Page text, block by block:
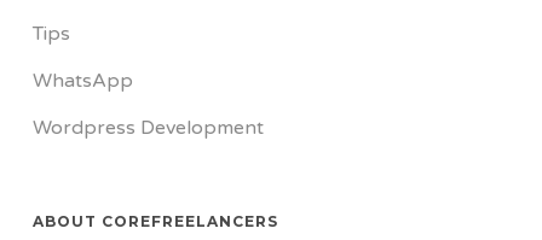
Tips
WhatsApp
Wordpress Development
ABOUT COREFREELANCERS